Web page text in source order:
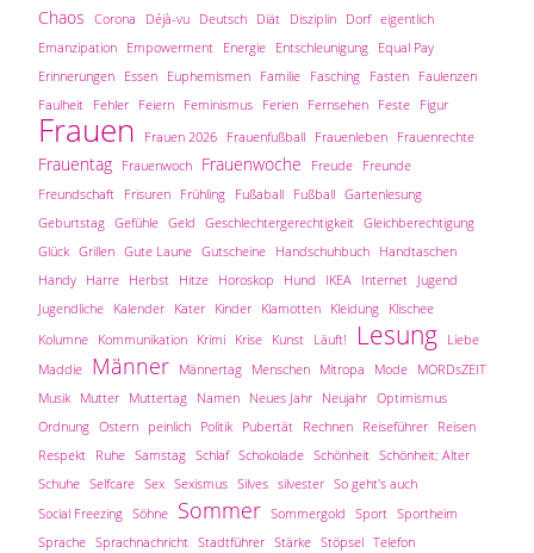
Chaos Corona Déjà-vu Deutsch Diät Disziplin Dorf eigentlich
Emanzipation Empowerment Energie Entschleunigung Equal Pay
Erinnerungen Essen Euphemismen Familie Fasching Fasten Faulenzen
Faulheit Fehler Feiern Feminismus Ferien Fernsehen Feste Figur
Frauen Frauen 2026 Frauenfußball Frauenleben Frauenrechte
Frauentag Frauenwoch Frauenwoche Freude Freunde
Freundschaft Frisuren Frühling Fußaball Fußball Gartenlesung
Geburtstag Gefühle Geld Geschlechtergerechtigkeit Gleichberechtigung
Glück Grillen Gute Laune Gutscheine Handschuhbuch Handtaschen
Handy Harre Herbst Hitze Horoskop Hund IKEA Internet Jugend
Jugendliche Kalender Kater Kinder Klamotten Kleidung Klischee
Kolumne Kommunikation Krimi Krise Kunst Läuft! Lesung Liebe
Maddie Männer Männertag Menschen Mitropa Mode MORDsZEIT
Musik Mutter Muttertag Namen Neues Jahr Neujahr Optimismus
Ordnung Ostern peinlich Politik Pubertät Rechnen Reiseführer Reisen
Respekt Ruhe Samstag Schlaf Schokolade Schönheit Schönheit; Alter
Schuhe Selfcare Sex Sexismus Silves silvester So geht's auch
Social Freezing Söhne Sommer Sommergold Sport Sportheim
Sprache Sprachnachricht Stadtführer Stärke Stöpsel Telefon